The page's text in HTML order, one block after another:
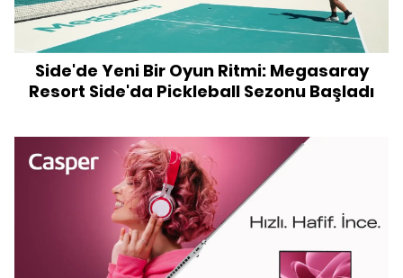
Side'de Yeni Bir Oyun Ritmi: Megasaray
Resort Side'da Pickleball Sezonu Başladı